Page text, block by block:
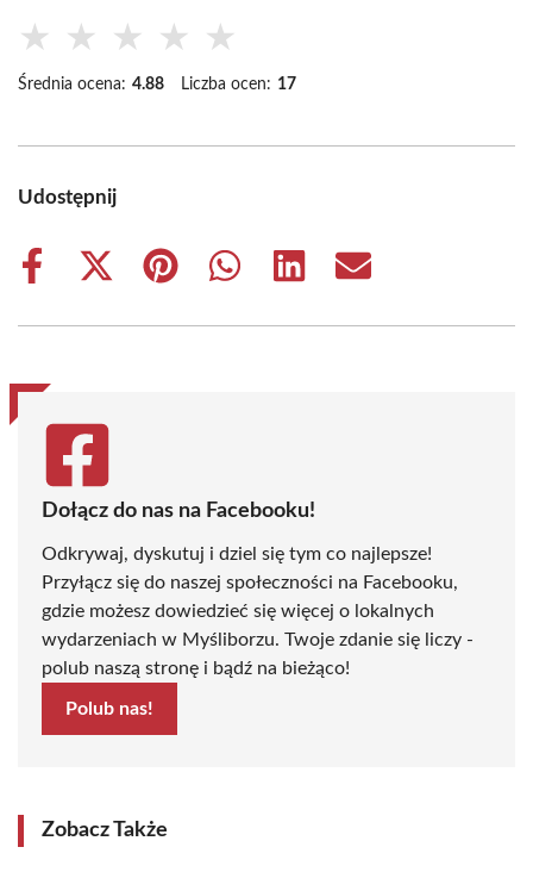
★ ★ ★ ★ ★
Średnia ocena: 4.88 Liczba ocen: 17
Udostępnij
Share
Share
(Twitter)
Share
Share
Share
Share
Dołącz do nas na Facebooku!
Odkrywaj, dyskutuj i dziel się tym co najlepsze!
Przyłącz się do naszej społeczności na Facebooku,
gdzie możesz dowiedzieć się więcej o lokalnych
wydarzeniach w Myśliborzu. Twoje zdanie się liczy -
polub naszą stronę i bądź na bieżąco!
Polub nas!
Zobacz Także